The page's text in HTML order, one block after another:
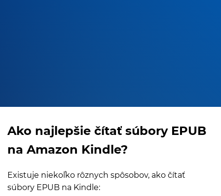
Ako najlepšie čítať súbory EPUB
na Amazon Kindle?
Existuje niekoľko rôznych spôsobov, ako čítať
súbory EPUB na Kindle: